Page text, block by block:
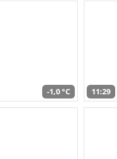
-1,0 °C 11:29